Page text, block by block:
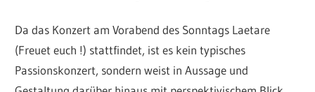
Da das Konzert am Vorabend des Sonntags Laetare
(Freuet euch !) stattfindet, ist es kein typisches
Passionskonzert, sondern weist in Aussage und